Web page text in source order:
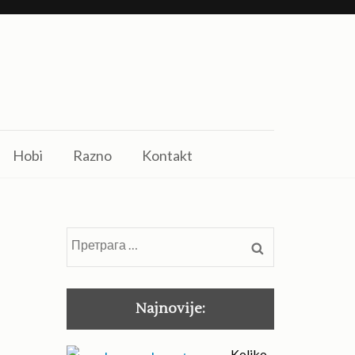
Hobi Razno Kontakt
Претрага
за:
Najnovije: